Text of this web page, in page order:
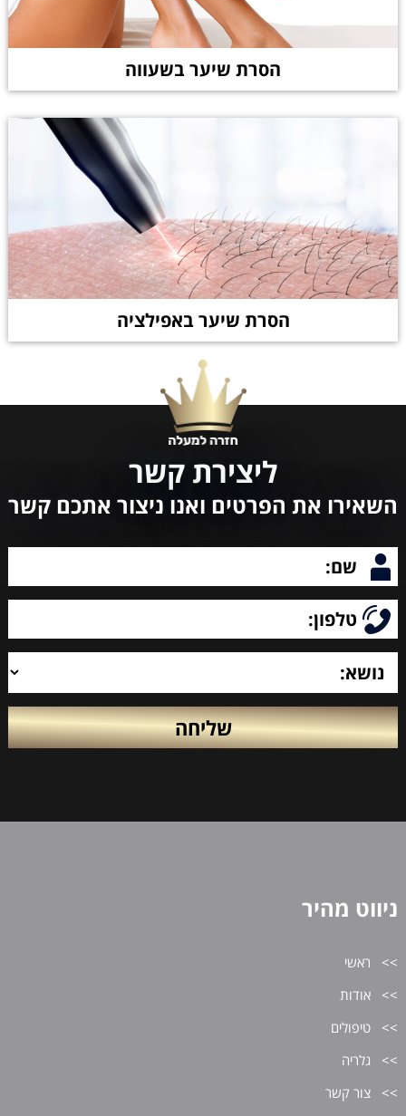
הסרת שיער בשעווה
הסרת שיער באפילציה
ליצירת קשר
השאירו את הפרטים ואנו ניצור אתכם קשר
ניווט מהיר
ראשי
אודות
טיפולים
גלריה
צור קשר